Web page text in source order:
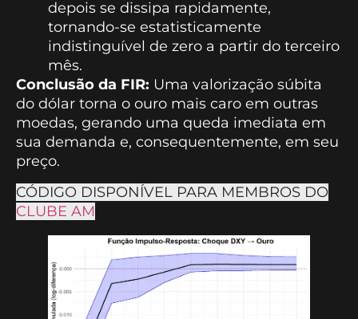
depois se dissipa rapidamente,
tornando-se estatisticamente
indistinguível de zero a partir do terceiro
mês.
Conclusão da FIR: Uma valorização súbita
do dólar torna o ouro mais caro em outras
moedas, gerando uma queda imediata em
sua demanda e, consequentemente, em seu
preço.
CÓDIGO DISPONÍVEL PARA MEMBROS DO
CLUBE AM